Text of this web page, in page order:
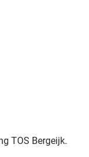
TOS Bergeijk.